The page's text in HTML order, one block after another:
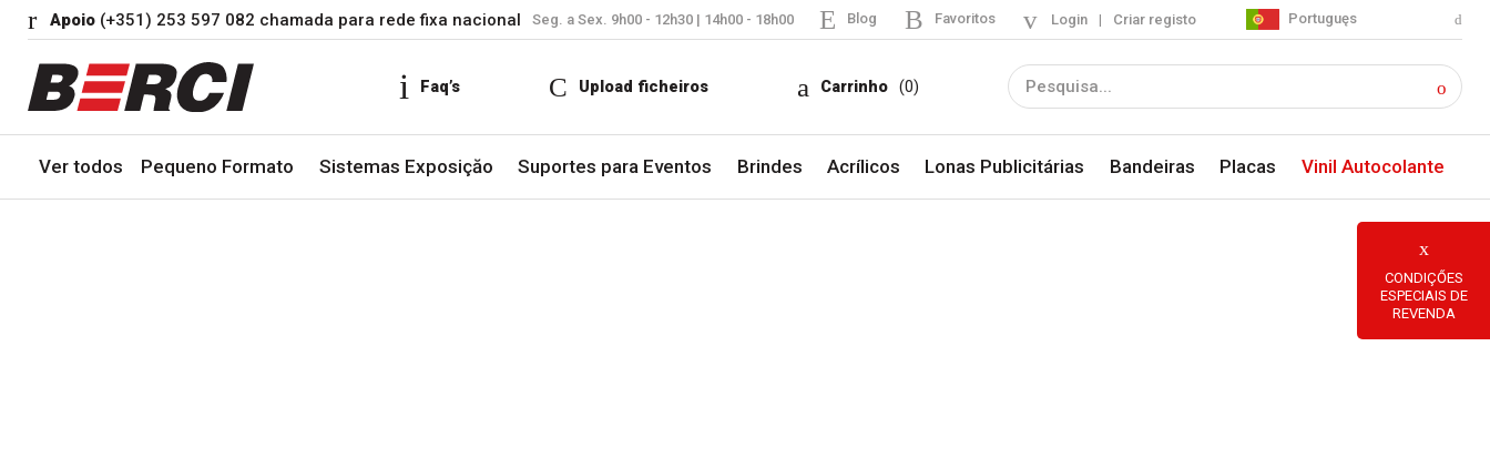
Apoio (+351) 253 597 082 chamada para rede fixa nacional Seg. a Sex. 9h00 - 12h30 | 14h00 - 18h00 Blog Favoritos Login | Criar registo Portuguęs
Faq’s Upload ficheiros Carrinho (0)
Ver todos Pequeno Formato Sistemas Exposiçăo Suportes para Eventos Brindes Acrílicos Lonas Publicitárias Bandeiras Placas Vinil Autocolante
CONDIÇŐES
ESPECIAIS DE
REVENDA